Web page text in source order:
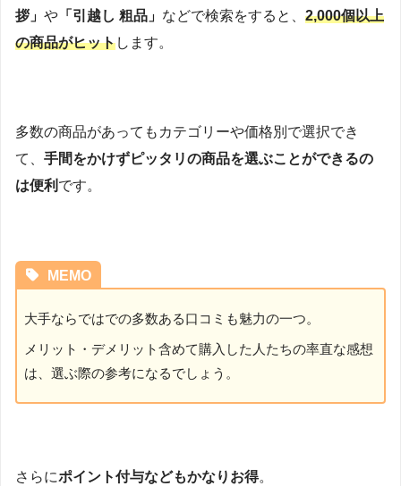
拶」 や 「引越し 粗品」 などで検索をすると、 2,000個以上
の商品がヒットします。
多数の商品があってもカテゴリーや価格別で選択でき
て、 手間をかけずピッタリの商品を選ぶことができるの
は便利 です。
MEMO
大手ならではでの多数ある口コミも魅力の一つ。
メリット・デメリット含めて購入した人たちの率直な感想
は、選ぶ際の参考になるでしょう。
さらにポイント付与などもかなりお得。